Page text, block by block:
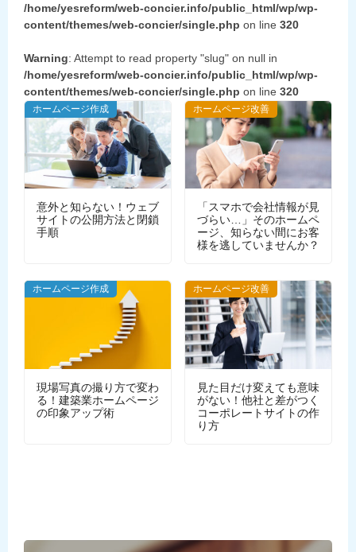
/home/yesreform/web-concier.info/public_html/wp/wp-
content/themes/web-concier/single.php on line 320
Warning: Attempt to read property "slug" on null in
/home/yesreform/web-concier.info/public_html/wp/wp-
content/themes/web-concier/single.php on line 320
ホームページ作成
意外と知らない！ウェブ
サイトの公開方法と閉鎖
手順
ホームページ改善
「スマホで会社情報が見
づらい…」そのホームペ
ージ、知らない間にお客
様を逃していませんか？
WEBデザイン
ホームページ作成
現場写真の撮り方で変わ
る！建築業ホームページ
の印象アップ術
ホームページ改善
見た目だけ変えても意味
がない！他社と差がつく
コーポレートサイトの作
り方